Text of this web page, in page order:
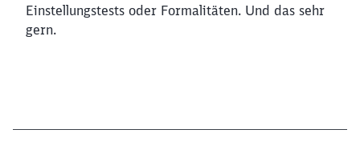
Einstellungstests oder Formalitäten. Und das sehr
gern.